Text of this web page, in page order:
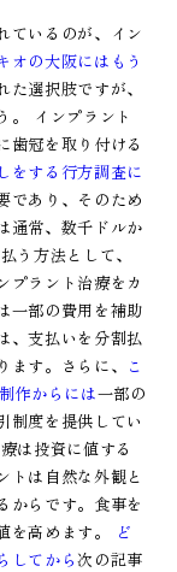
ているのが、イン
オの大阪にはもう
選択肢ですが、
。 インプラント
歯冠を取り付ける
をする行方調査に
であり、そのため
通常、数千ドルか
う方法として、
プラント治療をカ
一部の費用を補助
、支払いを分割払
す。さらに、 こ
作からには一部の
制度を提供してい
は投資に値する
トは自然な外観と
からです。食事を
を高めます。
ど
してから次の記事